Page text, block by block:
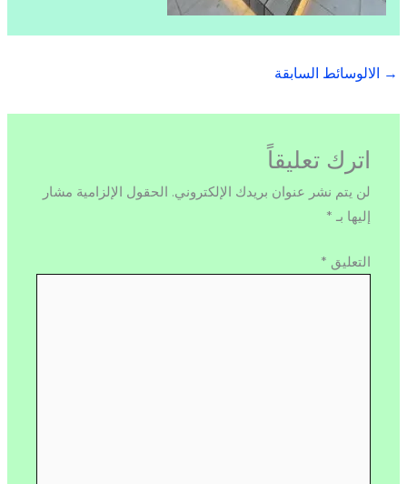
→ الالوسائط السابقة
اترك تعليقاً
لن يتم نشر عنوان بريدك الإلكتروني. الحقول الإلزامية مشار
إليها بـ *
التعليق *